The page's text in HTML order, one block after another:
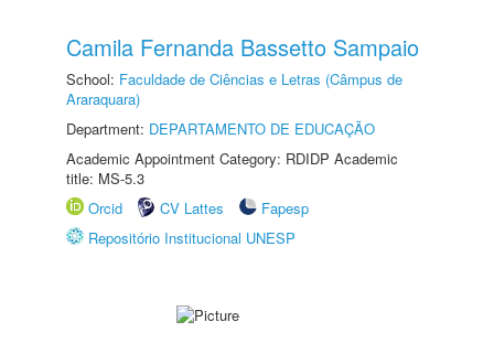
Camila Fernanda Bassetto Sampaio
School: Faculdade de Ciências e Letras (Câmpus de
Araraquara)
Department: DEPARTAMENTO DE EDUCAÇÃO
Academic Appointment Category: RDIDP Academic
title: MS-5.3
Orcid
CV Lattes
Fapesp
Repositório Institucional UNESP